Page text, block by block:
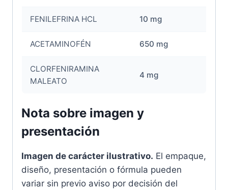
FENILEFRINA HCL 10 mg
ACETAMINOFÉN 650 mg
CLORFENIRAMINA
MALEATO
4 mg
Nota sobre imagen y
presentación
Imagen de carácter ilustrativo. El empaque,
diseño, presentación o fórmula pueden
variar sin previo aviso por decisión del